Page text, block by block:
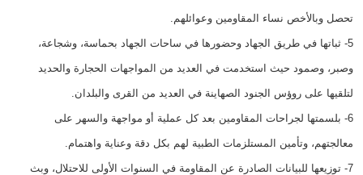
تحصل وبالأخص نساء المقاومين وعوائلهم.
5- ثباتها في طريق الجهاد وحضورها في ساحات الجهاد بحماسة، وشجاعة،
وصبر، وصمود حيث استخدمت في العديد من المواجهات الحجارة والحديد
لتلقيها على روؤس الجنود الصهاينة في العديد من القرى والبلدان.
6- بلسمتها لجراحات المقاومين بعد كل عملية أو مواجهة والسهر على
معالجتهم، وتأمين المستلزمات الطبية لهم بكل دقة وعناية واهتمام.
7- توزيعها للبيانات الصادرة عن المقاومة في السنوات الأولى للاحتلال، وبث